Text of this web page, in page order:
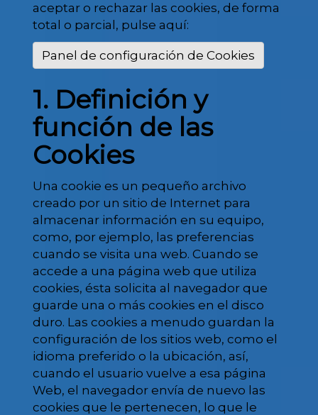
aceptar o rechazar las cookies, de forma
total o parcial, pulse aquí:
Panel de configuración de Cookies
1. Definición y
función de las
Cookies
Una cookie es un pequeño archivo
creado por un sitio de Internet para
almacenar información en su equipo,
como, por ejemplo, las preferencias
cuando se visita una web. Cuando se
accede a una página web que utiliza
cookies, ésta solicita al navegador que
guarde una o más cookies en el disco
duro. Las cookies a menudo guardan la
configuración de los sitios web, como el
idioma preferido o la ubicación, así,
cuando el usuario vuelve a esa página
Web, el navegador envía de nuevo las
cookies que le pertenecen, lo que le